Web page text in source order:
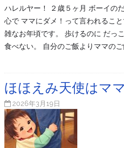
ハレルヤー！ ２歳５ヶ月 ボーイの
心で ママにダメ！って言われるこ
雑なお年頃です。 歩けるのに だっ
食べない。 自分のご飯よりママの
ほほえみ天使はマ
2026年3月19日